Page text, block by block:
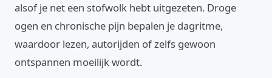
alsof je net een stofwolk hebt uitgezeten. Droge
ogen en chronische pijn bepalen je dagritme,
waardoor lezen, autorijden of zelfs gewoon
ontspannen moeilijk wordt.